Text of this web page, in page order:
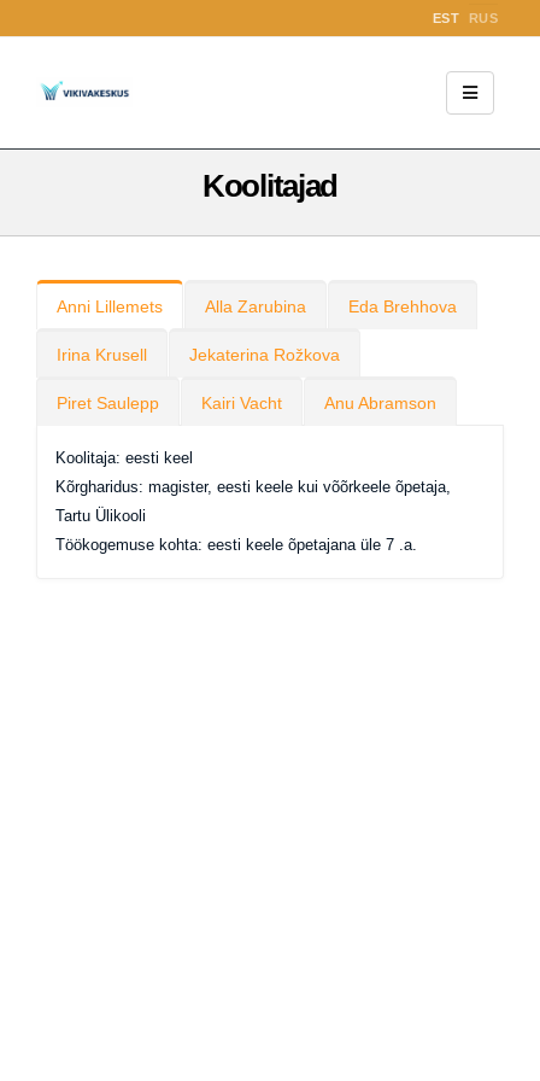
EST RUS
Koolitajad
Anni Lillemets Alla Zarubina Eda Brehhova
Irina Krusell Jekaterina Rožkova
Piret Saulepp Kairi Vacht Anu Abramson
Koolitaja: eesti keel
Kõrgharidus: magister, eesti keele kui võõrkeele õpetaja,
Tartu Ülikooli
Töökogemuse kohta: eesti keele õpetajana üle 7 .a.